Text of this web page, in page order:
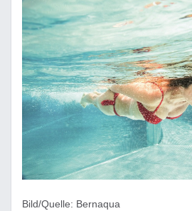
Bild/Quelle: Bernaqua